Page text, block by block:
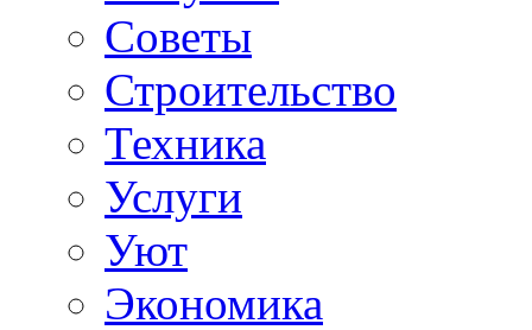
Советы
Строительство
Техника
Услуги
Уют
Экономика